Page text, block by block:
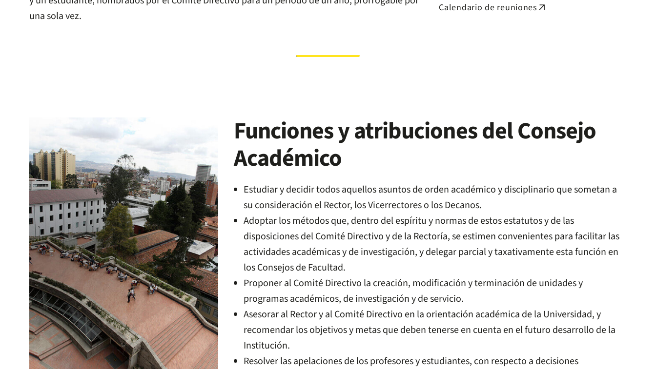
una sola vez.
Calendario de reuniones arrow_outward
Funciones y atribuciones del Consejo
Académico
Estudiar y decidir todos aquellos asuntos de orden académico y disciplinario que sometan a
su consideración el Rector, los Vicerrectores o los Decanos.
Adoptar los métodos que, dentro del espíritu y normas de estos estatutos y de las
disposiciones del Comité Directivo y de la Rectoría, se estimen convenientes para facilitar las
actividades académicas y de investigación, y delegar parcial y taxativamente esta función en
los Consejos de Facultad.
Proponer al Comité Directivo la creación, modificación y terminación de unidades y
programas académicos, de investigación y de servicio.
Asesorar al Rector y al Comité Directivo en la orientación académica de la Universidad, y
recomendar los objetivos y metas que deben tenerse en cuenta en el futuro desarrollo de la
Institución.
Resolver las apelaciones de los profesores y estudiantes, con respecto a decisiones